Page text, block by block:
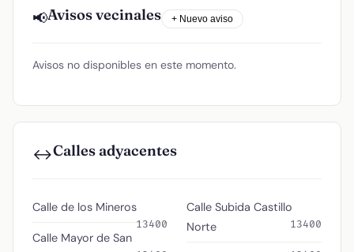
📢Avisos vecinales + Nuevo aviso
Avisos no disponibles en este momento.
↔️Calles adyacentes
Calle de los Mineros
13400
Calle Mayor de San
Calle Subida Castillo
Norte
13400